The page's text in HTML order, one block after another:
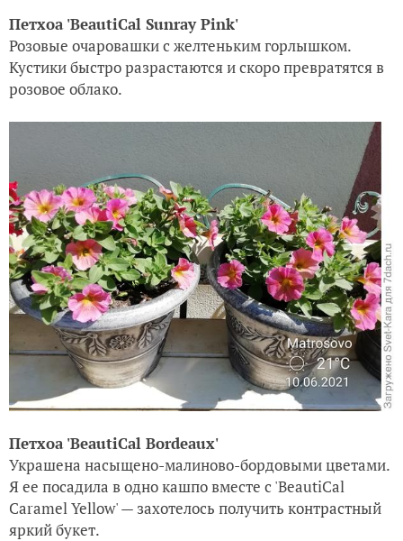
Петхоа 'BeautiCal Sunray Pink'
Розовые очаровашки с желтеньким горлышком.
Кустики быстро разрастаются и скоро превратятся в
розовое облако.
Петхоа 'BeautiСal Bordeaux'
Украшена насыщено-малиново-бордовыми цветами.
Я ее посадила в одно кашпо вместе с 'BeautiCal
Caramel Yellow' — захотелось получить контрастный
яркий букет.